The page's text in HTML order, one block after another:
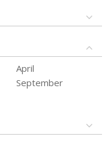
April
September